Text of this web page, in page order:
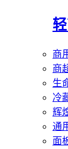
商
商
生
冷
辉
通
面